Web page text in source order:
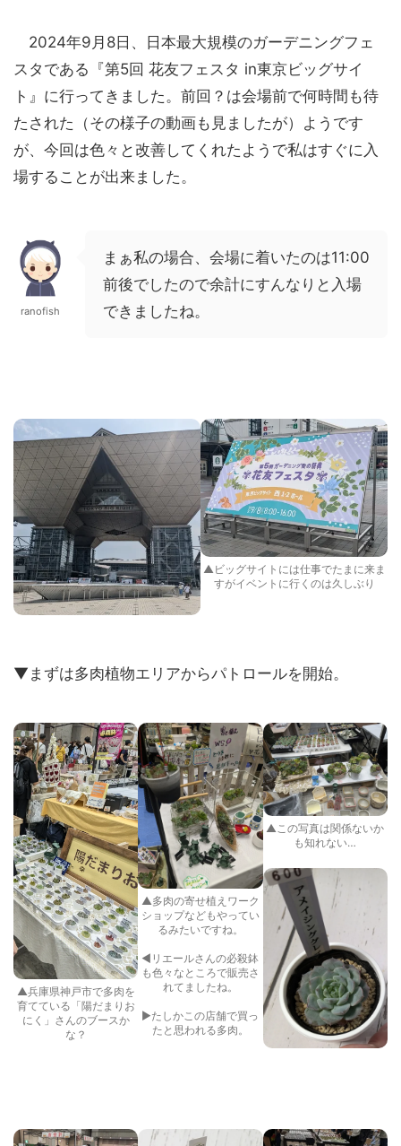
2024年9月8日、日本最大規模のガーデニングフェ
スタである『第5回 花友フェスタ in東京ビッグサイ
ト』に行ってきました。前回？は会場前で何時間も待
たされた（その様子の動画も見ましたが）ようです
が、今回は色々と改善してくれたようで私はすぐに入
場することが出来ました。
ranofish
まぁ私の場合、会場に着いたのは11:00
前後でしたので余計にすんなりと入場
できましたね。
▲ビッグサイトには仕事でたまに来ま
すがイベントに行くのは久しぶり
▼まずは多肉植物エリアからパトロールを開始。
▲兵庫県神戸市で多肉を
育てている「陽だまりお
にく」さんのブースか
な？
▲多肉の寄せ植えワーク
ショップなどもやってい
るみたいですね。
◀リエールさんの必殺鉢
も色々なところで販売さ
れてましたね。
▶たしかこの店舗で買っ
たと思われる多肉。
▲この写真は関係ないか
も知れない…